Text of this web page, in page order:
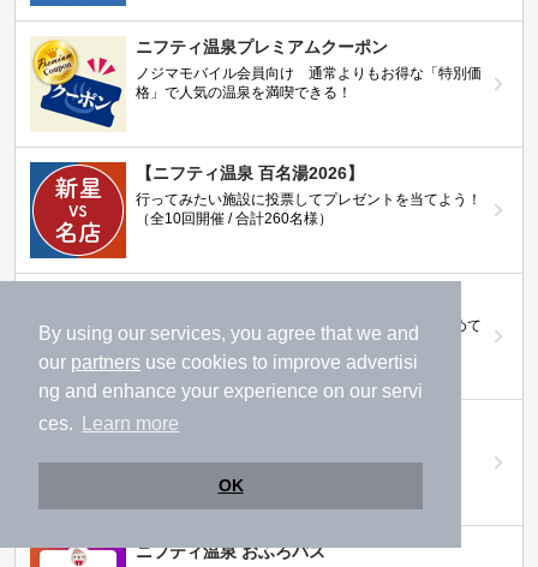
By using our services, you agree that we and
our partners use cookies to improve advertisi
ng and enhance your experience on our servi
ces.
Learn more
OK
ニフティ温泉プレミアムクーポン
ノジマモバイル会員向け 通常よりもお得な「特別価
格」で人気の温泉を満喫できる！
【ニフティ温泉 百名湯2026】
行ってみたい施設に投票してプレゼントを当てよう！
（全10回開催 / 合計260名様）
日本全国の岩盤浴情報だけをピックアップ。まとめて
検索！
ニフティ温泉ニュース
ニフティ温泉 おふろパス